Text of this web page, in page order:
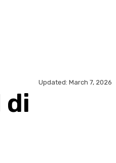
Updated: March 7, 2026
di